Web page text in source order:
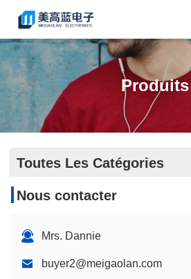
Produits
Toutes Les Catégories
Nous contacter
Mrs. Dannie
buyer2@meigaolan.com